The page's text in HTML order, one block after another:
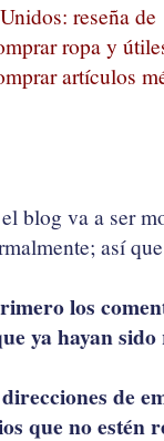
reseña
ropa y
artículos
blog va a ser
así
los
ya hayan
de
que no estén